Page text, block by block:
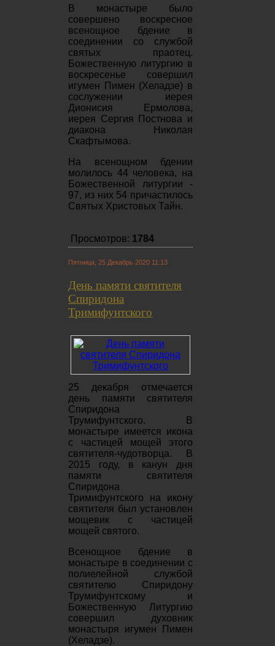
В монастыре было
совершено воскресное
всенощное бдение в
соединении со службой
святых праотец.
Божественную литургию в
воскресенье совершил
игумен Пимен (Хеладзе) в
сослужении иерея
Дионисия Ермолова,
иерея Сергия Постнова и
диакона Николая
Скафтымова.
На всенощном бдении
молилось 44 человека, на
Божественной литургии -
97, из них 54 причастилось
Святых Христовых Тайн.
Просмотров: 1784
Пятница, 25 Декабрь 2020 11:13
День памяти святителя
Спиридона
Тримифунтского
25 декабря отмечается
день памяти святителя
Спиридона
Трумифунтского. В
монастыре имеется икона
с частицей мощей этого
святителя-чудотворца. В
2015 году, в канун дня
памяти святителя
Спиридона
Тримифунтского на икону
святителя был установлен
мощевик с частицей
мощей святого.
Всенощное бдение в
монастыре в соединении с
полиелейной службой
святителю Спиридону
Трумифунтскому и
Божественную Литургию
совершил духовник
монастыря игумен Пимен
(Хеладзе).